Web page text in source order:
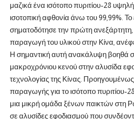
μαζικά ένα ισότοπο πυριτίου-28
ισοτοπική αφθονία άνω του 99,99%.
σηματοδότησε την πρώτη
παραγωγή του υλικού στην Κίνα,
Η σημαντική αυτή ανακάλυψη βοηθά
μακροχρόνιου κενού στην αλυσίδα
τεχνολογίας της Κίνας.
παραγωγής για το ισότοπο πυριτίου-
μια μικρή ομάδα ξένων παικτών στη
σε αλυσίδες εφοδιασμού που